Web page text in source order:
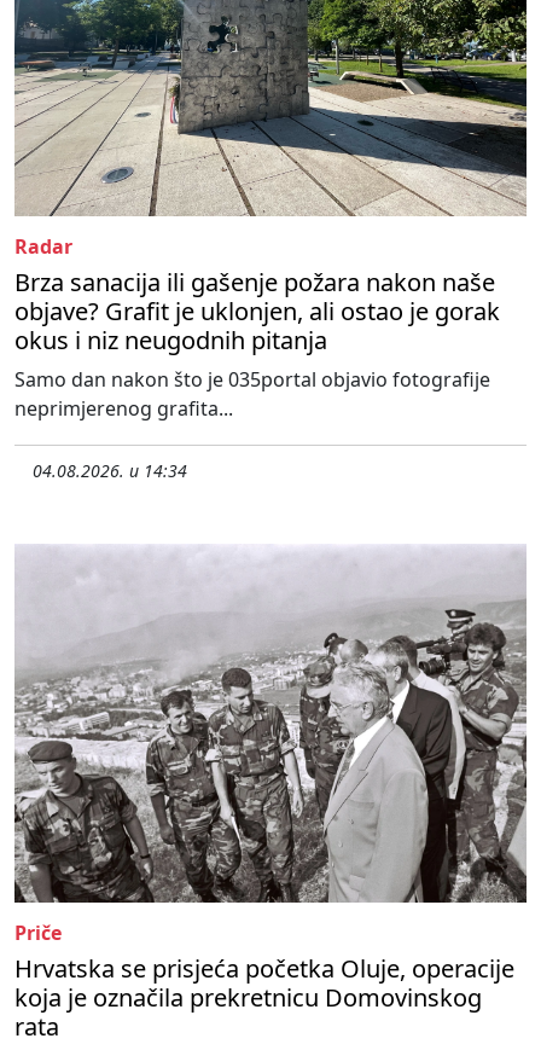
Radar
Brza sanacija ili gašenje požara nakon naše
objave? Grafit je uklonjen, ali ostao je gorak
okus i niz neugodnih pitanja
Samo dan nakon što je 035portal objavio fotografije
neprimjerenog grafita...
04.08.2026. u 14:34
Priče
Hrvatska se prisjeća početka Oluje, operacije
koja je označila prekretnicu Domovinskog
rata